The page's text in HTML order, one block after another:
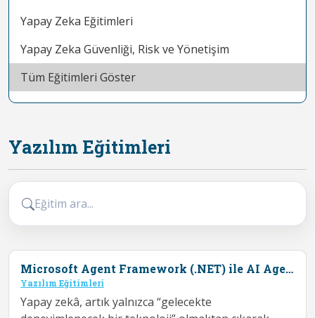
Yapay Zeka Eğitimleri
Yapay Zeka Güvenliği, Risk ve Yönetişim
Tüm Eğitimleri Göster
Yazılım Eğitimleri
Eğitim ara...
Microsoft Agent Framework (.NET) ile AI Agent Geliştirme Eğitimi
Yazılım Eğitimleri
Yapay zekâ, artık yalnızca “gelecekte